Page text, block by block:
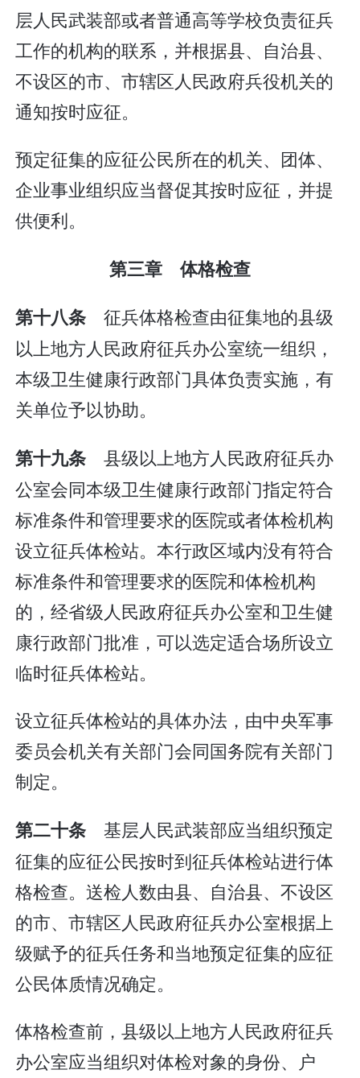
层人民武装部或者普通高等学校负责征兵
工作的机构的联系，并根据县、自治县、
不设区的市、市辖区人民政府兵役机关的
通知按时应征。
预定征集的应征公民所在的机关、团体、
企业事业组织应当督促其按时应征，并提
供便利。
第三章 体格检查
第十八条 征兵体格检查由征集地的县级
以上地方人民政府征兵办公室统一组织，
本级卫生健康行政部门具体负责实施，有
关单位予以协助。
第十九条 县级以上地方人民政府征兵办
公室会同本级卫生健康行政部门指定符合
标准条件和管理要求的医院或者体检机构
设立征兵体检站。本行政区域内没有符合
标准条件和管理要求的医院和体检机构
的，经省级人民政府征兵办公室和卫生健
康行政部门批准，可以选定适合场所设立
临时征兵体检站。
设立征兵体检站的具体办法，由中央军事
委员会机关有关部门会同国务院有关部门
制定。
第二十条 基层人民武装部应当组织预定
征集的应征公民按时到征兵体检站进行体
格检查。送检人数由县、自治县、不设区
的市、市辖区人民政府征兵办公室根据上
级赋予的征兵任务和当地预定征集的应征
公民体质情况确定。
体格检查前，县级以上地方人民政府征兵
办公室应当组织对体检对象的身份、户